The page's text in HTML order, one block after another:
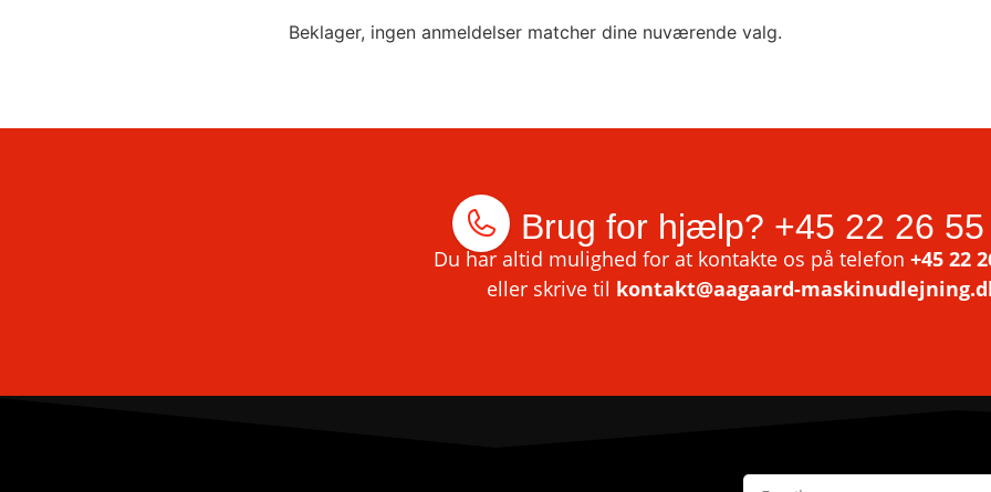
Beklager, ingen anmeldelser matcher dine nuværende valg.
Brug for hjælp? +45 22 26
Du har altid mulighed for at kontakte os på telefon +45 22
eller skrive til kontakt@aagaard-